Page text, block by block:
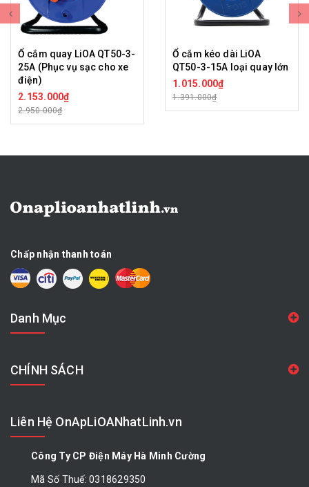
Ổ cắm quay LiOA QT50-3-
25A (Phục vụ sạc cho xe
điện)
2.153.000₫
2.950.000₫
Ổ cắm kéo dài LiOA
QT50-3-15A loại quay lớn
1.015.000₫
1.391.000₫
Chấp nhận thanh toán
Danh Mục
CHÍNH SÁCH
Liên Hệ OnApLiOANhatLinh.vn
Công Ty CP Điện Máy Hà Minh Cường
Mã Số Thuế: 0318629350